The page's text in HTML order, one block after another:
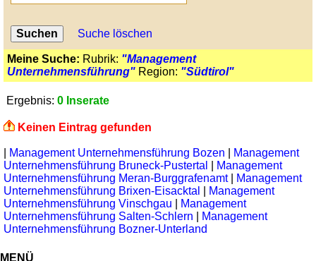
Suche löschen
Meine Suche: Rubrik: "Management
Unternehmensführung" Region: "Südtirol"
Ergebnis: 0 Inserate
Keinen Eintrag gefunden
Management Unternehmensführung Bozen
Management
Unternehmensführung Bruneck-Pustertal
Management
Unternehmensführung Meran-Burggrafenamt|
Management
Unternehmensführung Brixen-Eisacktal
Management
Unternehmensführung Vinschgau
Management
Unternehmensführung Salten-Schlern
Management
Unternehmensführung Bozner-Unterland
MENÜ